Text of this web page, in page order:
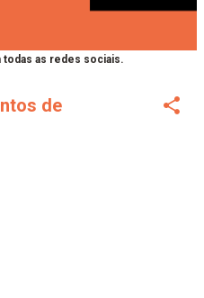
todas as redes sociais.
de